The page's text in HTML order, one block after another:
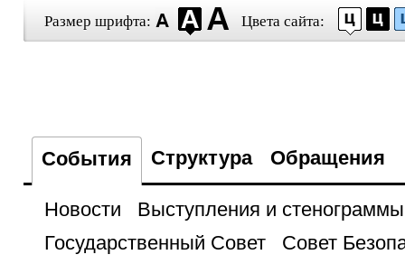
Размер шрифта: Цвета сайта:
События Структура Обращения
Новости
Выступления и стенограммы
Государственный Совет
Совет